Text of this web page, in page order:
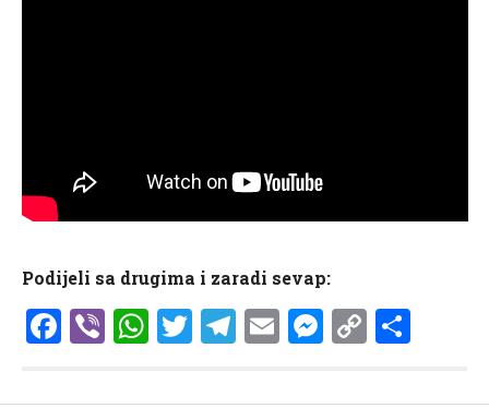
Podijeli sa drugima i zaradi sevap:
Facebook
ViberWhatsApp
Twitter
Telegram
EmailCopy